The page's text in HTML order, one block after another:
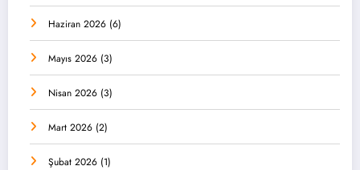
Haziran 2026 (6)
Mayıs 2026 (3)
Nisan 2026 (3)
Mart 2026 (2)
Şubat 2026 (1)